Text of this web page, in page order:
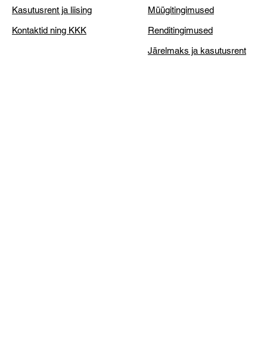
Kasutusrent ja liising
Kontaktid ning KKK
Müügitingimused
Renditingimused
Järelmaks ja kasutusrent